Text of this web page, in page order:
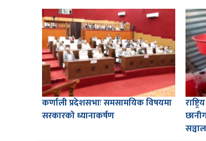
कर्णाली प्रदेशसभाः समसामयिक विषयमा
सरकारको ध्यानाकर्षण